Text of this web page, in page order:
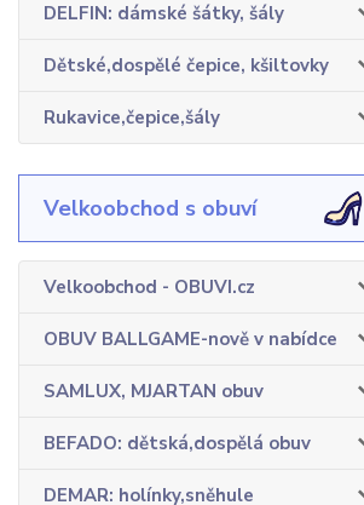
DELFIN: dámské šátky, šály
Dětské,dospělé čepice, kšiltovky
Rukavice,čepice,šály
Velkoobchod s obuví
Velkoobchod - OBUVI.cz
OBUV BALLGAME-nově v nabídce
SAMLUX, MJARTAN obuv
BEFADO: dětská,dospělá obuv
DEMAR: holínky,sněhule